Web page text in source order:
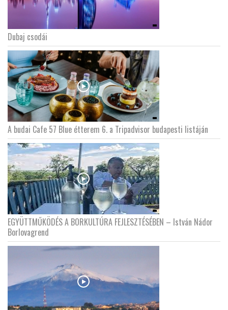
Dubaj csodái
A budai Cafe 57 Blue étterem 6. a Tripadvisor budapesti listáján
EGYÜTTMŰKÖDÉS A BORKULTÚRA FEJLESZTÉSÉBEN – István Nádor
Borlovagrend